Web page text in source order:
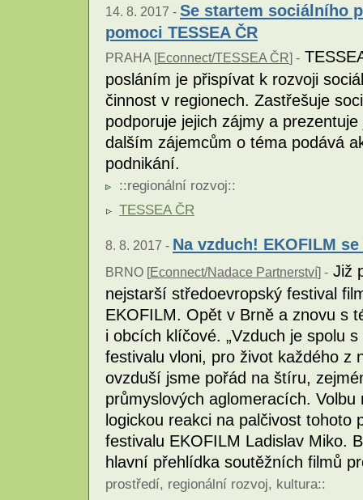
14. 8. 2017 - Se startem sociálního
pomoci TESSEA ČR
PRAHA [Econnect/TESSEA ČR] -
posláním je přispívat k rozvoji
činnost v regionech. Zastřešuje
podporuje jejich zájmy a
dalším zájemcům o téma podává
podnikání.
::regionální rozvoj::
TESSEA ČR
8. 8. 2017 - Na vzduch! EKOFILM
BRNO [Econnect/Nadace Partnerství] - Již
nejstarší středoevropský festival
EKOFILM. Opět v Brně a znovu s
i obcích klíčové. „Vzduch je spolu
festivalu vloni, pro život každého z
ovzduší jsme pořád na štíru,
průmyslových aglomeracích.
logickou reakci na palčivost tohoto
festivalu EKOFILM Ladislav Miko.
hlavní přehlídka soutěžních filmů
prostředí, regionální rozvoj, kultura::